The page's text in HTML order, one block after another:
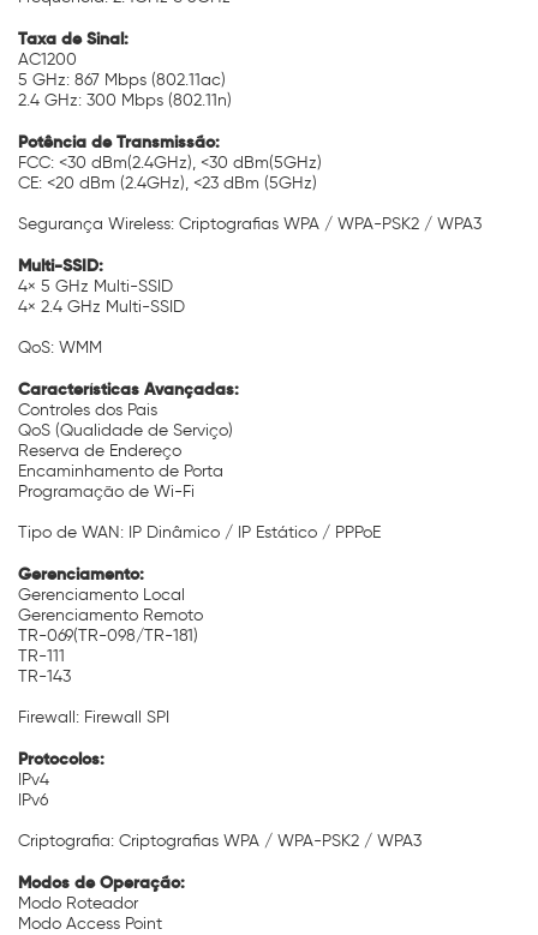
Taxa de Sinal:
AC1200
5 GHz: 867 Mbps (802.11ac)
2.4 GHz: 300 Mbps (802.11n)
Potência de Transmissão:
FCC: <30 dBm(2.4GHz), <30 dBm(5GHz)
CE: <20 dBm (2.4GHz), <23 dBm (5GHz)
Segurança Wireless: Criptografias WPA / WPA-PSK2 / WPA3
Multi-SSID:
4× 5 GHz Multi-SSID
4× 2.4 GHz Multi-SSID
QoS: WMM
Características Avançadas:
Controles dos Pais
QoS (Qualidade de Serviço)
Reserva de Endereço
Encaminhamento de Porta
Programação de Wi-Fi
Tipo de WAN: IP Dinâmico / IP Estático / PPPoE
Gerenciamento:
Gerenciamento Local
Gerenciamento Remoto
TR-069(TR-098/TR-181)
TR-111
TR-143
Firewall: Firewall SPI
Protocolos:
IPv4
IPv6
Criptografia: Criptografias WPA / WPA-PSK2 / WPA3
Modos de Operação:
Modo Roteador
Modo Access Point